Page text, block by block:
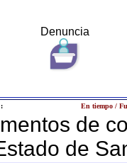
Denuncia
En tiempo /
de
de